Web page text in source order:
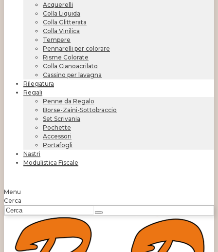
Acquerelli
Colla Liquida
Colla Glitterata
Colla Vinilica
Tempere
Pennarelli per colorare
Risme Colorate
Colla Cianoacrilato
Cassino per lavagna
Rilegatura
Regali
Penne da Regalo
Borse-Zaini-Sottobraccio
Set Scrivania
Pochette
Accessori
Portafogli
Nastri
Modulistica Fiscale
Menu
Cerca